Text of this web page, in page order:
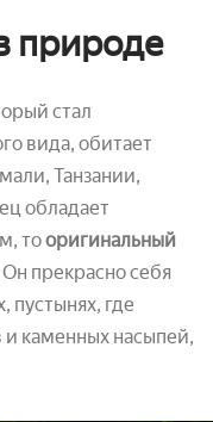
природе
стал
вида, обитает
Танзании,
обладает
тооригинальный
Он прекрасно себя
пустынях, где
и каменных насыпей,